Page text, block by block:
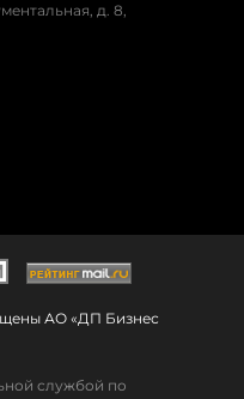
д. 8,
АО «ДП Бизнес
службой по